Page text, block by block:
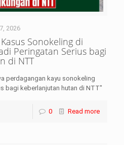
2026
Sonokeling di
Peringatan Serius bagi
di NTT
perdagangan kayu sonokeling
bagi keberlanjutan hutan di NTT"
0 Read more